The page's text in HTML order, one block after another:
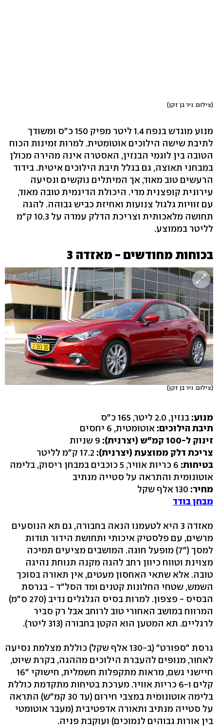
(צילום: ניר בן זקן)
מנוע מוגדש בנפח 1.4 ליטר מפיק 150 כ"ס ומשודך
לתיבת שישה הילוכים אוטומטית. למרות זמינות הכוח
הטובה בין לוגמי הבנזין, האסטרה אינה מהירה מכולן
במבחני תאוצה, גם בגלל תיבת הילוכים איטית. בידוד
הרעשים טוב מאוד, אך המיתלים נוקשים ונסיעה
עירונית קופצנית מדי. היכולת הדינמית טובה מאוד,
עם זוויות גלגול צנועות ואחיזת כביש גבוהה. להגה
תחושה מלאכותית וצריכת הדלק עמדה על 10.3 ק"מ
לליטר בממוצע.
בכוחות מחודשים - מאזדה 3
(צילום: ניר בן זקן)
מנוע: בנזין, 2.0 ליטר, 165 כ"ס
תיבת הילוכים: אוטומטית, 6 יחסים
זינוק ל-100 קמ"ש (יצרנית):
צריכת דלק ממוצעת (יצרנית):
בטיחות:
6 כריות אוויר, 5 כוכבים במבחן ריסוק, בלימה
אוטונומית והתראה על סטייה מנתיב
מחיר:
מבחן בודד
מאזדה 3 היא לטעמנו הנאה בחבורה, גם תא הנוסעים
מרשים, עם פלסטיק איכותי ותחושת הידור תודות
למסך ("7) מופעל חוגה. המושבים מציעים תמיכה
מצוינת וטווח כיוון רחב להגה מקנה תנוחת נהיגה
טובה. אלא שתאי האחסון מעטים, אין תאורה בסוכך
השמש, שטחי החלונות קטנים ומד הסל"ד - בגרסת
הבסיס - פצפון. למרות בסיס הגלגלים נדיב (270 ס"מ)
המרווח במושב האחורי טוב לרוחב אבל רק סביר
לרגליים. תא המטען הוא הקטן בחבורה (313 ליטר).
גרסת "ספורט" (ב-130 אלף שקל) כוללת מצלמת נסיעה
לאחור, מנופים להעברת הילוכים מההגה, בקרת שיוט,
חיישני גשם, מראות מתקפלות חשמלית, חישוקי "16
קלים ו-6 כריות אוויר. מערכת בטיחות מתקדמת כוללת
בלימה אוטונומית במצבי חירום (עד 30 קמ"ש) התראה
על סטייה מנתיב ותאורה אדפטיבית (מעבר אוטומטי
בין אורות גבוהים לנמוכים) ועוקבת פניה.